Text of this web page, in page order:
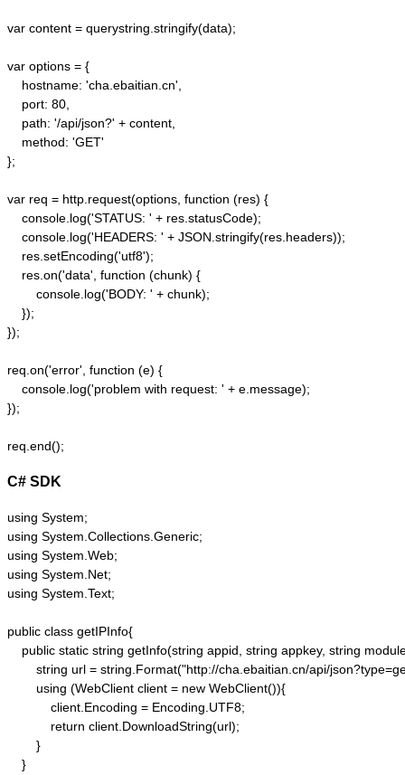
var content = querystring.stringify(data);
var options = {
    hostname: 'cha.ebaitian.cn',
    port: 80,
    path: '/api/json?' + content,
    method: 'GET'
};
var req = http.request(options, function (res) {
    console.log('STATUS: ' + res.statusCode);
    console.log('HEADERS: ' + JSON.stringify(res.headers));
    res.setEncoding('utf8');
    res.on('data', function (chunk) {
        console.log('BODY: ' + chunk);
    });
});
req.on('error', function (e) {
    console.log('problem with request: ' + e.message);
});
C# SDK
using System;
using System.Collections.Generic;
using System.Web;
using System.Net;
using System.Text;
public class getIPInfo{
public static string getInfo(string appid, string appkey, string
string url = string.Format("http://cha.ebaitian.cn/api/
        using (WebClient client = new WebClient()){
            client.Encoding = Encoding.UTF8;
            return client.DownloadString(url);
        }
    }